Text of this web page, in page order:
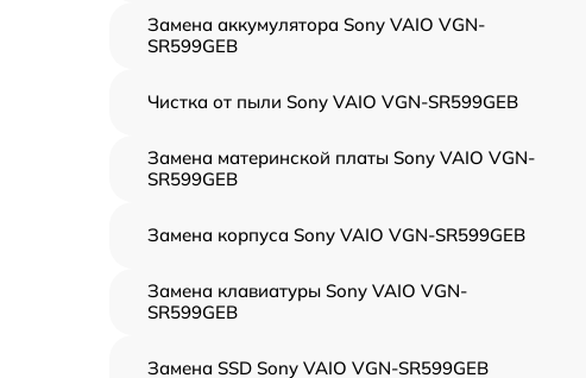
Замена аккумулятора Sony VAIO VGN-
SR599GEB
Чистка от пыли Sony VAIO VGN-SR599GEB
Замена материнской платы Sony VAIO VGN-
SR599GEB
Замена корпуса Sony VAIO VGN-SR599GEB
Замена клавиатуры Sony VAIO VGN-
SR599GEB
Замена SSD Sony VAIO VGN-SR599GEB